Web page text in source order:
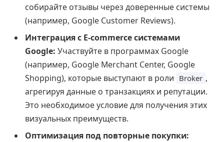
собирайте отзывы через доверенные системы
(например, Google Customer Reviews).
Интеграция с E-commerce системами
Google: Участвуйте в программах Google
(например, Google Merchant Center, Google
Shopping), которые выступают в роли Broker ,
агрегируя данные о транзакциях и репутации.
Это необходимое условие для получения этих
визуальных преимуществ.
Оптимизация под повторные покупки: